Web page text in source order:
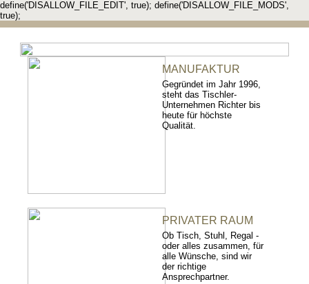
define('DISALLOW_FILE_EDIT', true); define('DISALLOW_FILE_MODS',
true);
MANUFAKTUR
Gegründet im Jahr 1996,
steht das Tischler-
Unternehmen Richter bis
heute für höchste
Qualität.
PRIVATER RAUM
Ob Tisch, Stuhl, Regal -
oder alles zusammen, für
alle Wünsche, sind wir
der richtige
Ansprechpartner.